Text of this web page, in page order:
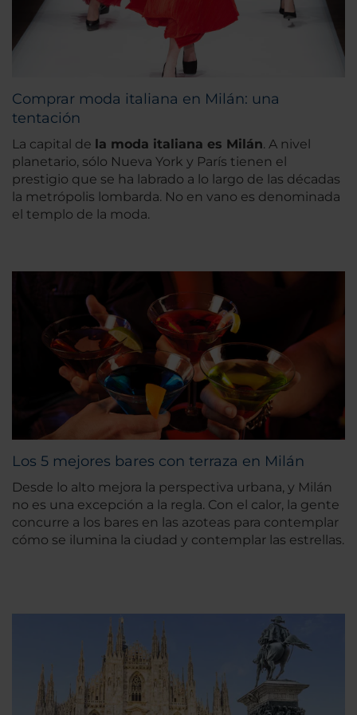
Comprar moda italiana en Milán: una
tentación
La capital de la moda italiana es Milán. A nivel
planetario, sólo Nueva York y París tienen el
prestigio que se ha labrado a lo largo de las décadas
la metrópolis lombarda. No en vano es denominada
el templo de la moda.
Los 5 mejores bares con terraza en Milán
Desde lo alto mejora la perspectiva urbana, y Milán
no es una excepción a la regla. Con el calor, la gente
concurre a los bares en las azoteas para contemplar
cómo se ilumina la ciudad y contemplar las estrellas.